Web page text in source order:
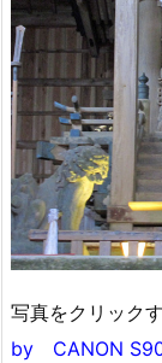
写真をクリック
by CANON